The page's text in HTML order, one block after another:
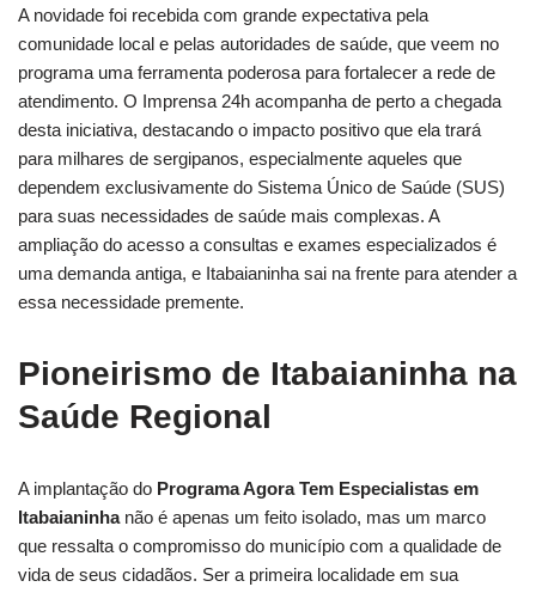
A novidade foi recebida com grande expectativa pela
comunidade local e pelas autoridades de saúde, que veem no
programa uma ferramenta poderosa para fortalecer a rede de
atendimento. O Imprensa 24h acompanha de perto a chegada
desta iniciativa, destacando o impacto positivo que ela trará
para milhares de sergipanos, especialmente aqueles que
dependem exclusivamente do Sistema Único de Saúde (SUS)
para suas necessidades de saúde mais complexas. A
ampliação do acesso a consultas e exames especializados é
uma demanda antiga, e Itabaianinha sai na frente para atender a
essa necessidade premente.
Pioneirismo de Itabaianinha na
Saúde Regional
A implantação do Programa Agora Tem Especialistas em
Itabaianinhanão é apenas um feito isolado, mas um marco
que ressalta o compromisso do município com a qualidade de
vida de seus cidadãos. Ser a primeira localidade em sua